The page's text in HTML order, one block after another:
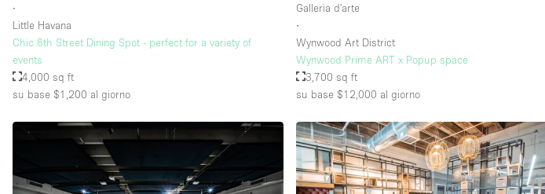
∙
Little Havana
Chic 8th Street Dining Spot - perfect for a variety of
events
4,000 sq ft
su base $1,200 al giorno
Galleria d'arte
∙
Wynwood Art District
Wynwood Prime ART x Popup space
3,700 sq ft
su base $12,000 al giorno